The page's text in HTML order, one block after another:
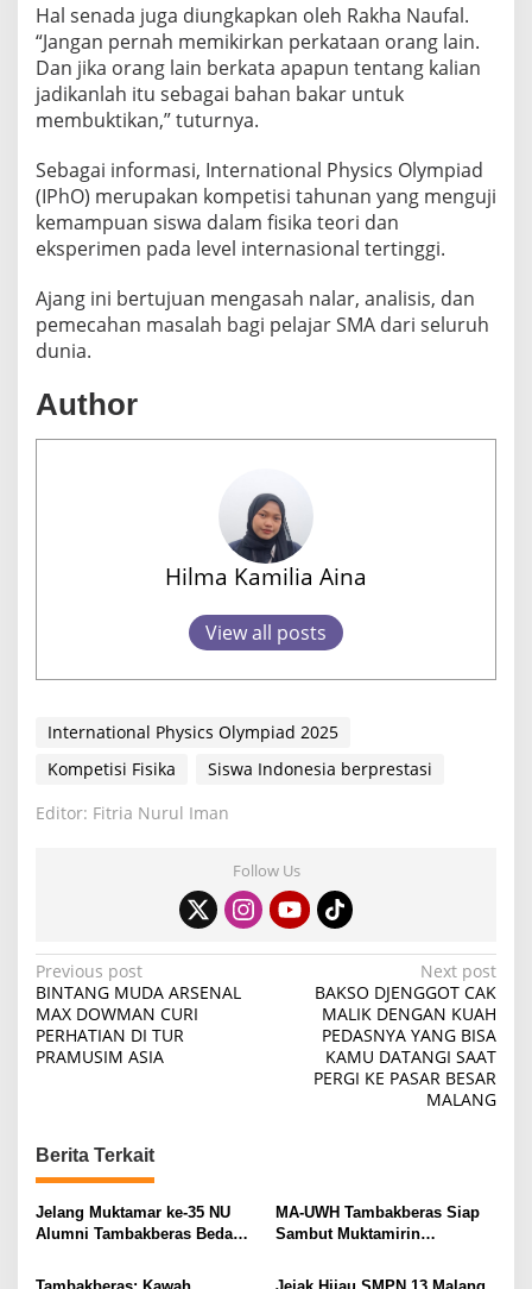
Hal senada juga diungkapkan oleh Rakha Naufal.
“Jangan pernah memikirkan perkataan orang lain.
Dan jika orang lain berkata apapun tentang kalian
jadikanlah itu sebagai bahan bakar untuk
membuktikan,” tuturnya.
Sebagai informasi, International Physics Olympiad
(IPhO) merupakan kompetisi tahunan yang menguji
kemampuan siswa dalam fisika teori dan
eksperimen pada level internasional tertinggi.
Ajang ini bertujuan mengasah nalar, analisis, dan
pemecahan masalah bagi pelajar SMA dari seluruh
dunia.
Author
Hilma Kamilia Aina
View all posts
International Physics Olympiad 2025
Kompetisi Fisika
Siswa Indonesia berprestasi
Editor: Fitria Nurul Iman
Follow Us
P
o
s
a
v
i
g
a
Previous post
BINTANG MUDA ARSENAL
MAX DOWMAN CURI
PERHATIAN DI TUR
PRAMUSIM ASIA
Next post
BAKSO DJENGGOT CAK
MALIK DENGAN KUAH
PEDASNYA YANG BISA
KAMU DATANGI SAAT
PERGI KE PASAR BESAR
MALANG
Berita Terkait
Jelang Muktamar ke-35 NU
Alumni Tambakberas Bedah
MA-UWH Tambakberas Siap
Sambut Muktamirin